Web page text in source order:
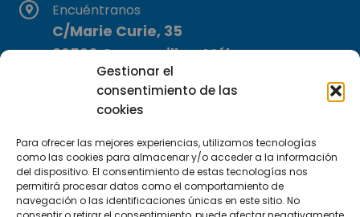
Gestionar el
consentimiento de las
cookies
Para ofrecer las mejores experiencias, utilizamos tecnologías
como las cookies para almacenar y/o acceder a la información
del dispositivo. El consentimiento de estas tecnologías nos
permitirá procesar datos como el comportamiento de
navegación o las identificaciones únicas en este sitio. No
Encuéntranos
C/Marie Curie, 35
29590 Campanillas, Málaga
Suscríbete a nuestra Newsletter